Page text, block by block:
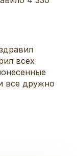
ил
всех
все дружно